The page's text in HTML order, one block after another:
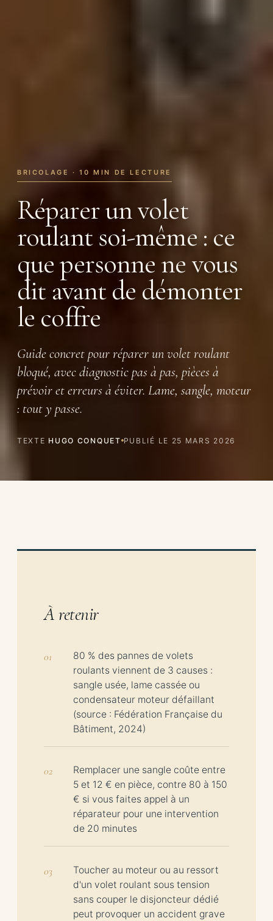
BRICOLAGE · 10 MIN DE LECTURE
Réparer un volet
roulant soi-même : ce
que personne ne vous
dit avant de démonter
le coffre
Guide concret pour réparer un volet roulant
bloqué, avec diagnostic pas à pas, pièces à
prévoir et erreurs à éviter. Lame, sangle, moteur
: tout y passe.
TEXTE HUGO CONQUET PUBLIÉ LE 25 MARS 2026
À retenir
80 % des pannes de volets
roulants viennent de 3 causes :
sangle usée, lame cassée ou
condensateur moteur défaillant
(source : Fédération Française du
Bâtiment, 2024)
Remplacer une sangle coûte entre
5 et 12 € en pièce, contre 80 à 150
€ si vous faites appel à un
réparateur pour une intervention
de 20 minutes
Toucher au moteur ou au ressort
d'un volet roulant sous tension
sans couper le disjoncteur dédié
peut provoquer un accident grave